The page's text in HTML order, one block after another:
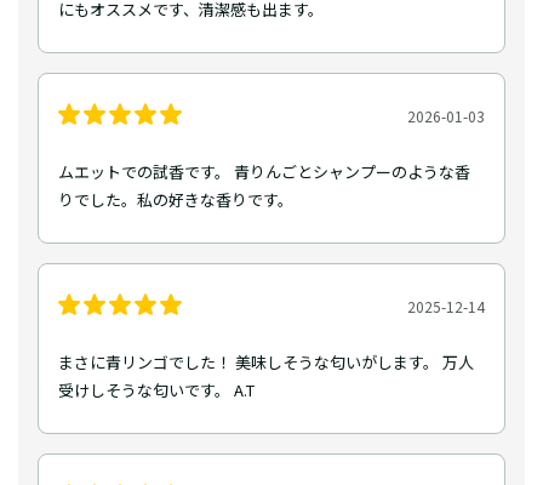
にもオススメです、清潔感も出ます。
2026-01-03
ムエットでの試香です。 青りんごとシャンプーのような香
りでした。私の好きな香りです。
2025-12-14
まさに青リンゴでした！ 美味しそうな匂いがします。 万人
受けしそうな匂いです。 A.T